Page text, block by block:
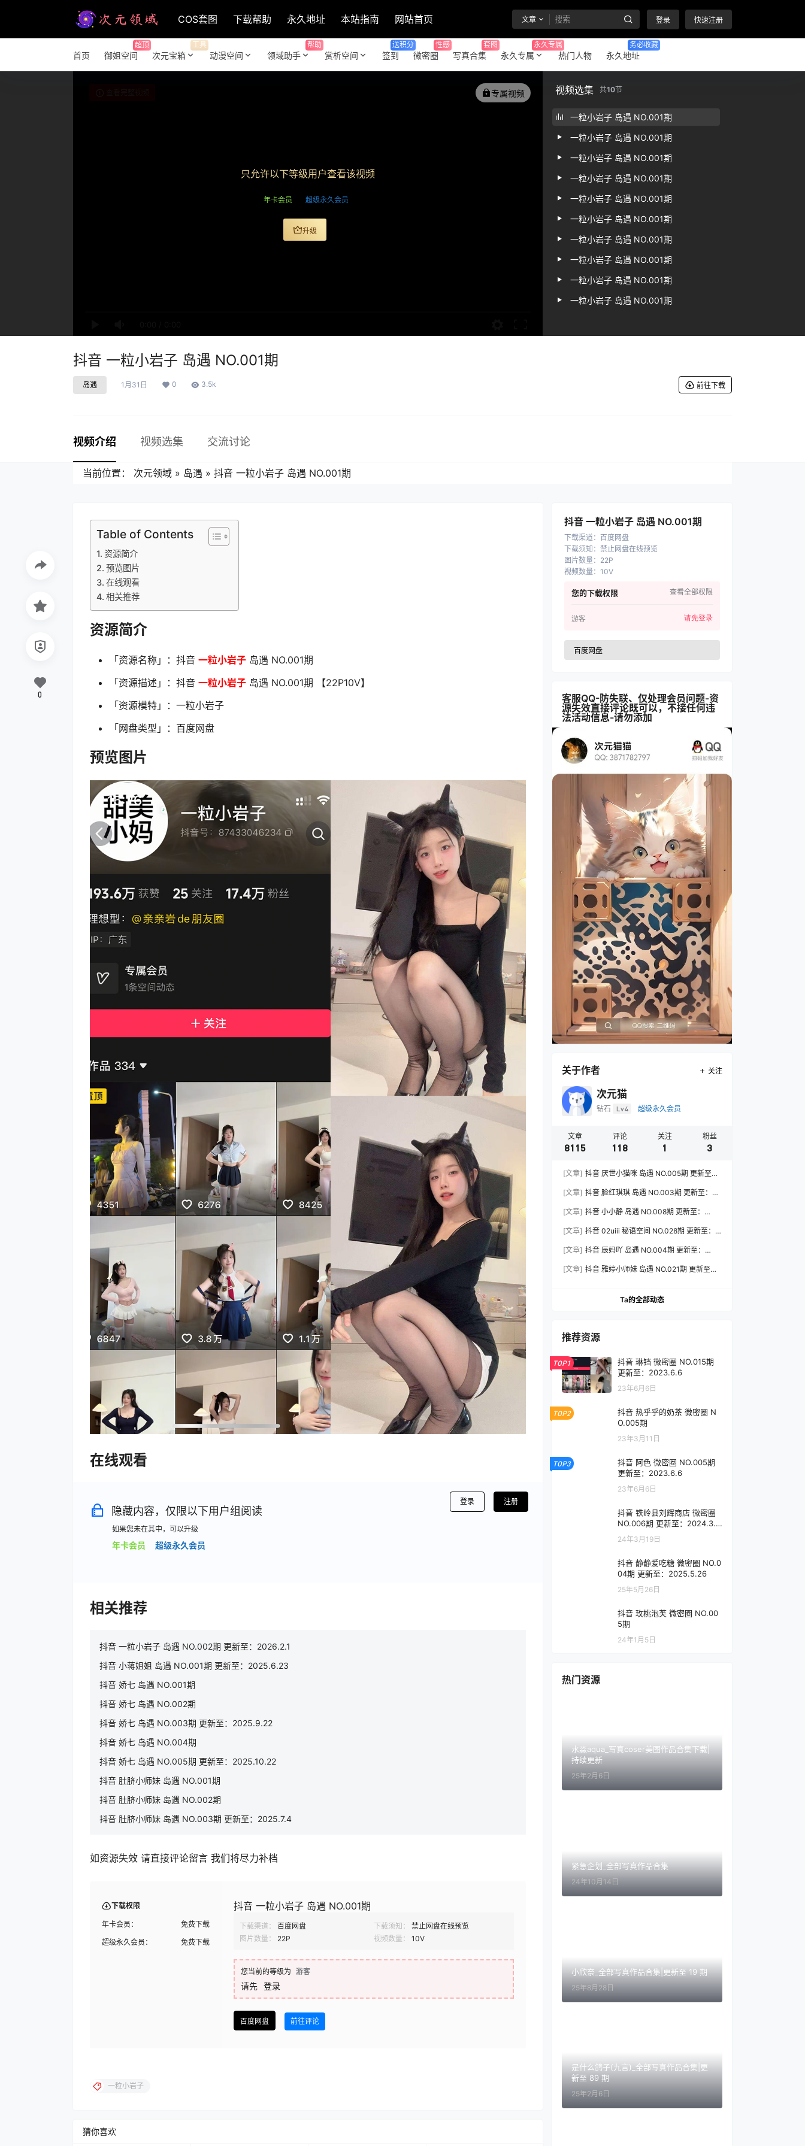
COS套图 下载帮助 永久地址 本站指南 网站首页 文章 登录 快速注册
首页 御姐空间
超顶
次元宝箱
工具
动漫空间 领域助手
帮助
赏析空间 签到
送积分
微密圈
性感
写真合集
套图
永久专属
永久专属
热门人物 永久地址
务必收藏
专属视频
只允许以下等级用户查看该视频
年卡会员 超级永久会员
升级
视频选集 共10节
一粒小岩子 岛遇 NO.001期
一粒小岩子 岛遇 NO.001期
一粒小岩子 岛遇 NO.001期
一粒小岩子 岛遇 NO.001期
一粒小岩子 岛遇 NO.001期
一粒小岩子 岛遇 NO.001期
一粒小岩子 岛遇 NO.001期
一粒小岩子 岛遇 NO.001期
一粒小岩子 岛遇 NO.001期
一粒小岩子 岛遇 NO.001期
抖音 一粒小岩子 岛遇 NO.001期
岛遇 1月31日 0 3.5k 前往下载
视频介绍 视频选集 交流讨论
当前位置： 次元领域 » 岛遇 » 抖音 一粒小岩子 岛遇 NO.001期
Table of Contents
资源简介
预览图片
在线观看
相关推荐
资源简介
「资源名称」：抖音 一粒小岩子 岛遇 NO.001期
「资源描述」：抖音 一粒小岩子 岛遇 NO.001期 【22P10V】
「资源模特」：一粒小岩子
「网盘类型」：百度网盘
预览图片
在线观看
隐藏内容，仅限以下用户组阅读
如果您未在其中，可以升级
年卡会员 超级永久会员
登录 注册
相关推荐
抖音 一粒小岩子 岛遇 NO.002期 更新至：2026.2.1
抖音 小蒋姐姐 岛遇 NO.001期 更新至：2025.6.23
抖音 娇七 岛遇 NO.001期
抖音 娇七 岛遇 NO.002期
抖音 娇七 岛遇 NO.003期 更新至：2025.9.22
抖音 娇七 岛遇 NO.004期
抖音 娇七 岛遇 NO.005期 更新至：2025.10.22
抖音 肚脐小师妹 岛遇 NO.001期
抖音 肚脐小师妹 岛遇 NO.002期
抖音 肚脐小师妹 岛遇 NO.003期 更新至：2025.7.4
如资源失效 请直接评论留言 我们将尽力补档
下载权限
年卡会员：
免费下载
超级永久会员：
免费下载
抖音 一粒小岩子 岛遇 NO.001期
下载渠道： 百度网盘 下载须知：
禁止网盘在线预览
图片数量：
22P 视频数量： 10V
您当前的等级为 游客
请先 登录
百度网盘 前往评论
0
一粒小岩子
猜你喜欢
抖音 一粒小岩子 岛遇 NO.001期
下载渠道： 百度网盘
下载须知 ： 禁止网盘在线预览
图片数量： 22P
视频数量： 10V
您的下载权限 查看全部权限
游客 请先登录
百度网盘
客服QQ-防失联、仅处理会员问题-资
源失效直接评论既可以，不接任何违
法活动信息-请勿添加
关于作者 关注
次元猫
钻石 Lv4 超级永久会员
文章
8115
评论
118
关注
1
粉丝
3
[文章] 抖音 厌世小猫咪 岛遇 NO.005期 更新至：
[文章] 抖音 脸红琪琪 岛遇 NO.003期 更新至：
[文章] 抖音 小小静 岛遇 NO.008期 更新至：
[文章] 抖音 02uiii 秘语空间 NO.028期 更新至：
[文章] 抖音 辰妈吖 岛遇 NO.004期 更新至：
[文章] 抖音 雅婷小师妹 岛遇 NO.021期 更新至：
Ta的全部动态
推荐资源
TOP1
抖音 琳铛 微密圈 NO.015期
更新至：2023.6.6
23年6月6日
TOP2
抖音 热乎乎的奶茶 微密圈 N
O.005期
23年3月11日
TOP3
抖音 阿色 微密圈 NO.005期
更新至：2023.6.6
23年6月6日
抖音 铁岭县刘辉商店 微密圈
NO.006期 更新至：2024.3.1
24年3月19日
抖音 静静爱吃糖 微密圈 NO.0
04期 更新至：2025.5.26
25年5月26日
抖音 玫桃泡芙 微密圈 NO.00
5期
24年1月5日
热门资源
水淼aqua_写真coser美图作品合集下载|
持续更新
25年2月6日
紧急企划_全部写真作品合集
24年10月14日
小欣奈_全部写真作品合集|更新至 19 期
25年8月28日
是什么鸽子(九言)_全部写真作品合集|更
新至 89 期
25年2月6日